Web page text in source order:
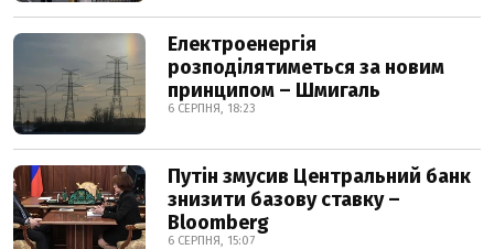
Електроенергія
розподілятиметься за новим
принципом – Шмигаль
6 СЕРПНЯ, 18:23
Путін змусив Центральний банк
знизити базову ставку –
Bloomberg
6 СЕРПНЯ, 15:07